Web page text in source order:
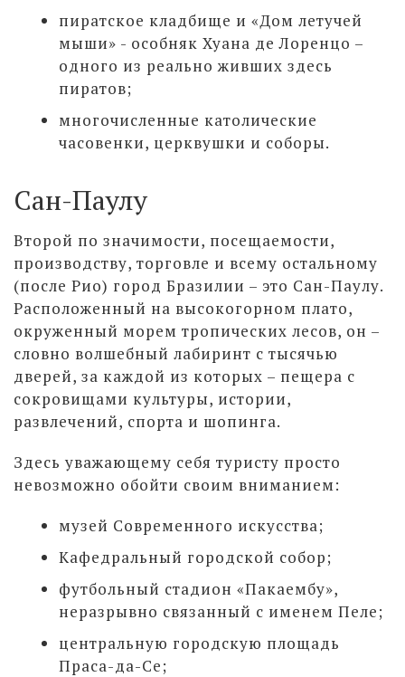
пиратское кладбище и «Дом летучей
мыши» - особняк Хуана де Лоренцо –
одного из реально живших здесь
пиратов;
многочисленные католические
часовенки, церквушки и соборы.
Сан-Паулу
Второй по значимости, посещаемости,
производству, торговле и всему остальному
(после Рио) город Бразилии – это Сан-Паулу.
Расположенный на высокогорном плато,
окруженный морем тропических лесов, он –
словно волшебный лабиринт с тысячью
дверей, за каждой из которых – пещера с
сокровищами культуры, истории,
развлечений, спорта и шопинга.
Здесь уважающему себя туристу просто
невозможно обойти своим вниманием:
музей Современного искусства;
Кафедральный городской собор;
футбольный стадион «Пакаембу»,
неразрывно связанный с именем Пеле;
центральную городскую площадь
Праса-да-Се;